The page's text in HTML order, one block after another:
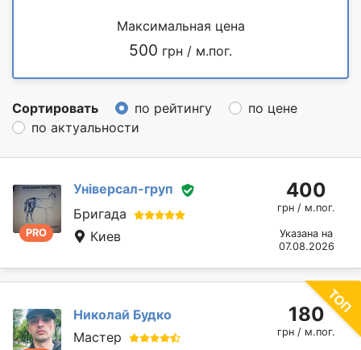
Максимальная цена
500 грн / м.пог.
Сортировать по рейтингу
по цене
по актуальности
PRO
Універсал-груп
Бригада
Киев
400
грн / м.пог.
Указана на
07.08.2026
Николай Будко
Мастер
180
грн / м.пог.